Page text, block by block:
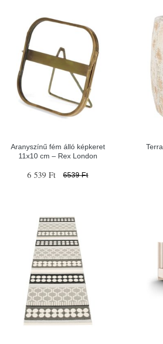
Aranyszínű fém álló képkeret
11x10 cm – Rex London
6 539 Ft 6539 Ft